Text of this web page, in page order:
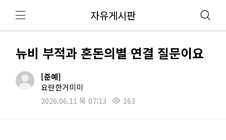
자유게시판
뉴비 부적과 혼돈의별 연결 질문이요
[준예]
요란한거미미
2026.06.11 목 07:13
163